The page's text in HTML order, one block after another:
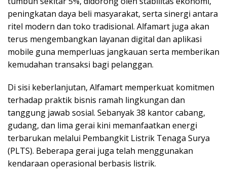
peningkatan daya beli masyarakat, serta sinergi antara
ritel modern dan toko tradisional. Alfamart juga akan
terus mengembangkan layanan digital dan aplikasi
mobile guna memperluas jangkauan serta memberikan
kemudahan transaksi bagi pelanggan.
Di sisi keberlanjutan, Alfamart memperkuat komitmen
terhadap praktik bisnis ramah lingkungan dan
tanggung jawab sosial. Sebanyak 38 kantor cabang,
gudang, dan lima gerai kini memanfaatkan energi
terbarukan melalui Pembangkit Listrik Tenaga Surya
(PLTS). Beberapa gerai juga telah menggunakan
kendaraan operasional berbasis listrik.